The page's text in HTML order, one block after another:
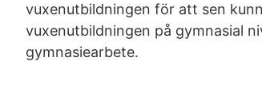
vuxenutbildningen för att sen
vuxenutbildningen på gymnasial
gymnasiearbete.